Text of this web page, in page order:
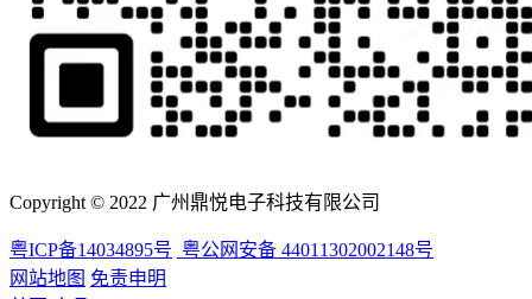
Copyright © 2022 广州鼎悦电子科技有限公司
粤ICP备14034895号 粤公网安备 44011302002148号
网站地图 免责申明